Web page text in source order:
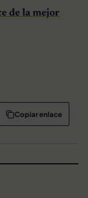
de la mejor
Copiar enlace